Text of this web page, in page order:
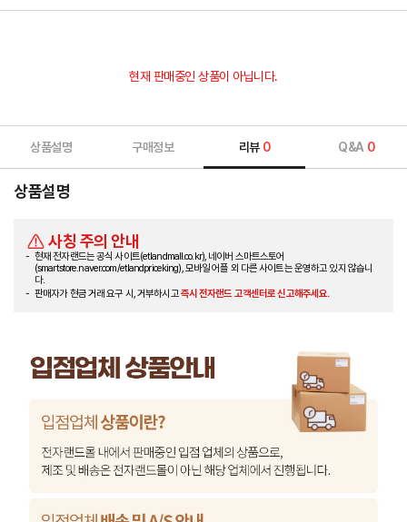
현재 판매중인 상품이 아닙니다.
상품설명 구매정보 리뷰 0 Q&A 0
상품설명
사칭 주의 안내
현재 전자랜드는 공식 사이트(etlandmall.co.kr), 네이버 스마트스토어
(smartstore.naver.com/etlandpriceking), 모바일 어플 외 다른 사이트는 운영하고 있지 않습니
다.
판매자가 현금 거래 요구 시, 거부하시고즉시 전자랜드 고객센터로 신고해주세요.